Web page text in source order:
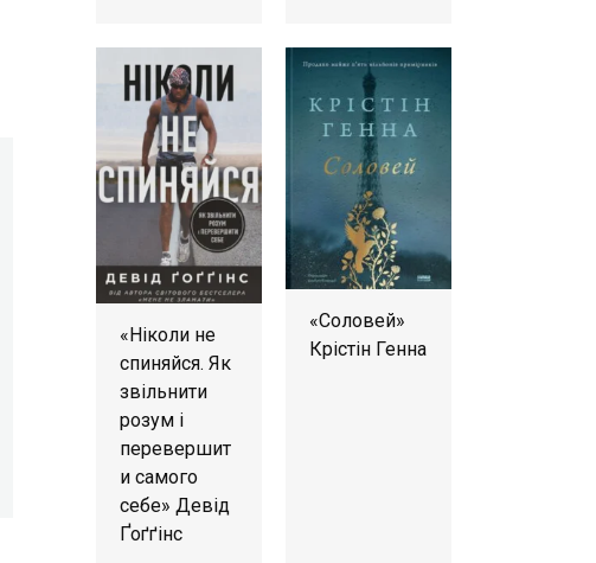
«Ніколи не
спиняйся. Як
звільнити
розум і
перевершит
и самого
себе» Девід
Ґоґґінс
«Соловей»
Крістін Генна